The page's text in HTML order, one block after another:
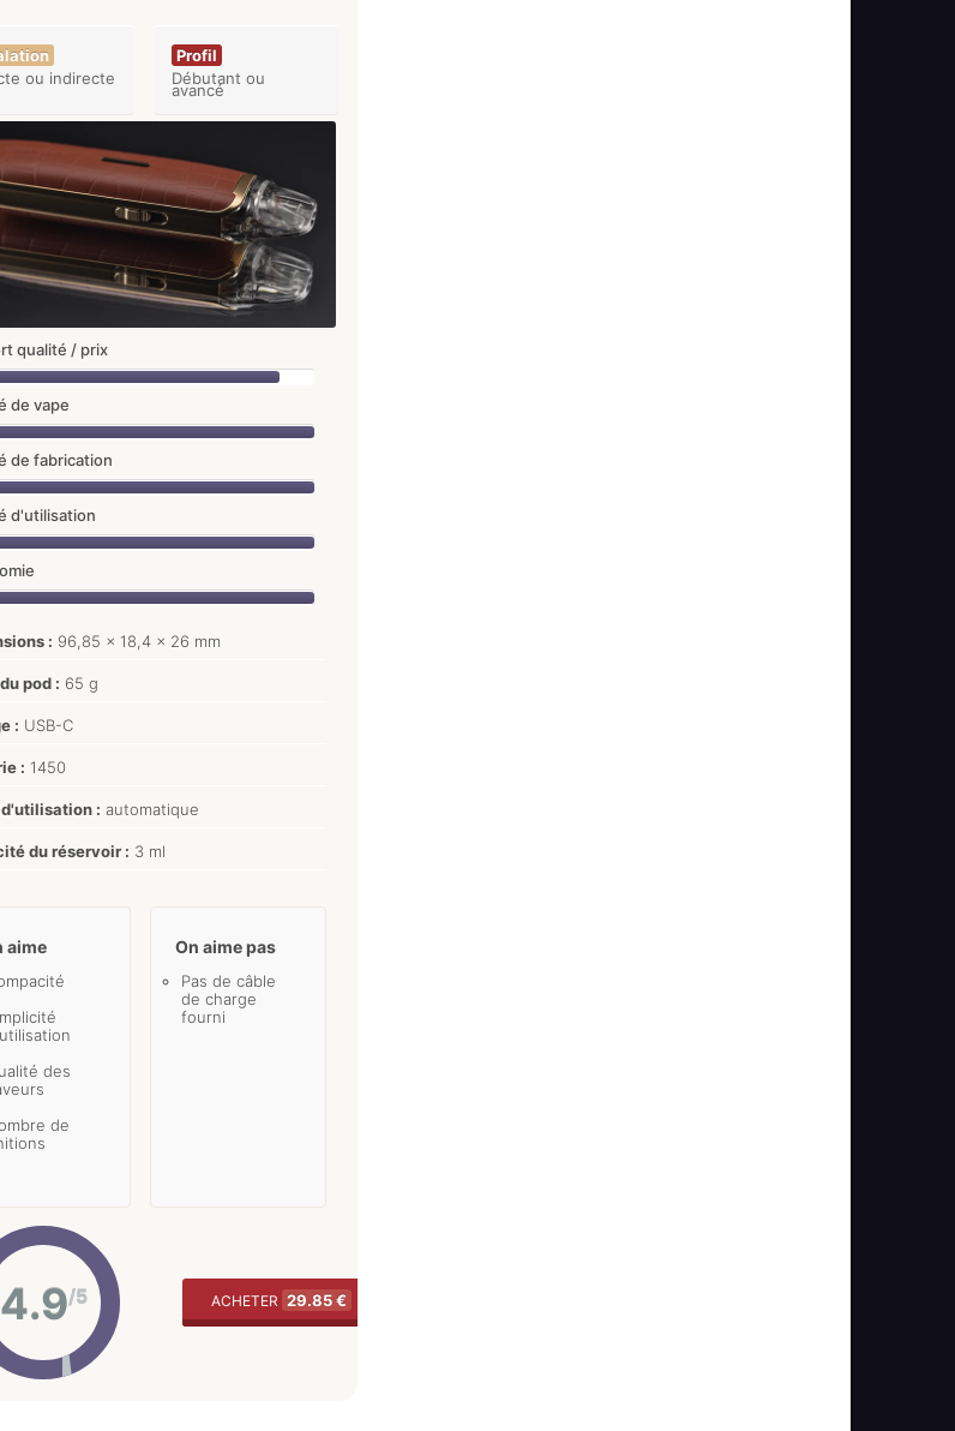
ou indirecte
Profil
Débutant ou
avancé
qualité / prix
de vape
de fabrication
d'utilisation
: 96,85 x 18,4 x 26 mm
pod : 65 g
: USB-C
: 1450
d'utilisation : automatique
du réservoir : 3 ml
aime
des
de
On aime pas
Pas de câble
de charge
fourni
4.9/5 ACHETER 29.85 €